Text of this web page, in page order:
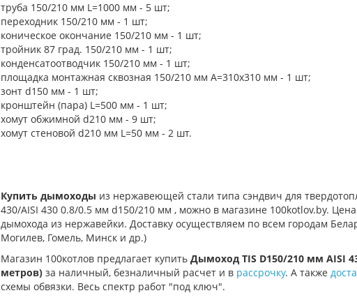
труба 150/210 мм L=1000 мм - 5 шт;
переходник 150/210 мм - 1 шт;
коническое окончание 150/210 мм - 1 шт;
тройник 87 град. 150/210 мм - 1 шт;
конденсатоотводчик 150/210 мм - 1 шт;
площадка монтажная сквозная 150/210 мм A=310х310 мм - 1 шт;
зонт d150 мм - 1 шт;
кронштейн (пара) L=500 мм - 1 шт;
хомут обжимной d210 мм - 9 шт;
хомут стеновой d210 мм L=50 мм - 2 шт.
Купить дымоходы из нержавеющей стали типа сэндвич для
430/AISI 430 0.8/0.5 мм d150/210 мм , можно в магазине 100kotlov.by.
дымохода из нержавейки. Доставку осуществляем по всем городам
Могилев, Гомель, Минск и др.)
Магазин 100котлов предлагает купить Дымоход TIS D150/210 мм AISI
метров) за наличный, безналичный расчет и в рассрочку. А также
схемы обвязки. Весь спектр работ "под ключ".